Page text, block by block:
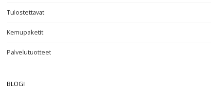
Tulostettavat
Kemupaketit
Palvelutuotteet
BLOGI